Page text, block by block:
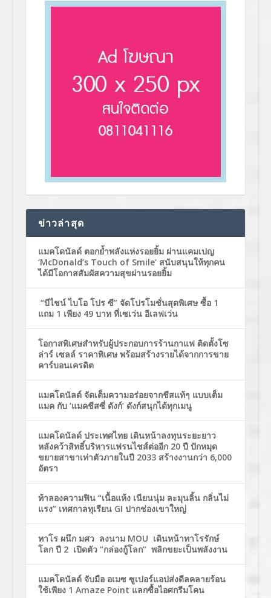
ข่าวล่าสุด
แมคโดนัลด์ ตอกย้ำพลังแห่งรอยยิ้ม ผ่านแคมเปญ
‘McDonald’s Touch of Smile’ สนับสนุนให้ทุกคน
ได้มีโอกาสสัมผัสความสุขผ่านรอยยิ้ม
“บีไชน์ ไบโอ โปร ซี” จัดโปรโมชั่นสุดพิเศษ ซื้อ 1
แถม 1 เพียง 49 บาท ที่เซเว่น อีเลฟเว่น
โอกาสพิเศษสำหรับผู้ประกอบการร้านกาแฟ ติดตั้งโซ
ล่าร์ เซลล์ ราคาพิเศษ พร้อมสร้างรายได้จากการขาย
คาร์บอนเครดิต
แมคโดนัลด์ จัดเต็มความอร่อยจากชีสแท้ๆ แบบเต็ม
แมค กับ ‘แมคชีสซี่ ดังก์’ ดังก์สนุกได้ทุกเมนู
แมคโดนัลด์ ประเทศไทย เดินหน้าลงทุนระยะยาว
หลังคว้าสิทธิ์บริหารแฟรนไชส์ต่ออีก 20 ปี ปักหมุด
ขยายสาขาเท่าตัวภายในปี 2033 สร้างงานกว่า 6,000
อัตรา
ท้าลองความฟิน “เนื้อแห้ง เนียนนุ่ม ละมุนลิ้น กลิ่นไม่
แรง” เทศกาลทุเรียน GI ปากช่องเขาใหญ่
ทาโร ผนึก มศว ลงนาม MOU เดินหน้าทาโรรักษ์
โลก ปี 2 เปิดตัว “กล่องกู้โลก” พลิกขยะเป็นพลังงาน
แมคโดนัลด์ จับมือ อเมซ ซูเปอร์แอปส่งดีลคลายร้อน
ใช้เพียง 1 Amaze Point แลกซื้อไอศกรีมโคน